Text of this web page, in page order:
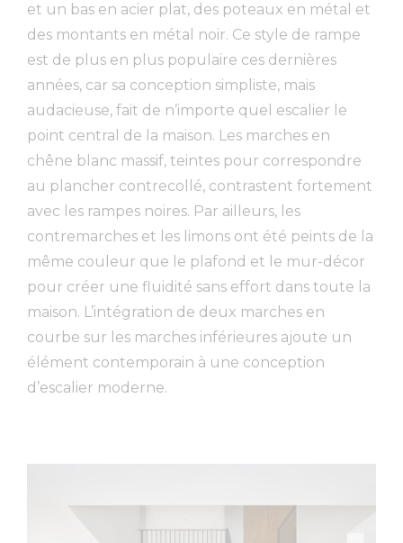
et un bas en acier plat, des poteaux en métal et
des montants en métal noir. Ce style de rampe
est de plus en plus populaire ces dernières
années, car sa conception simpliste, mais
audacieuse, fait de n’importe quel escalier le
point central de la maison. Les marches en
chêne blanc massif, teintes pour correspondre
au plancher contrecollé, contrastent fortement
avec les rampes noires. Par ailleurs, les
contremarches et les limons ont été peints de la
même couleur que le plafond et le mur-décor
pour créer une fluidité sans effort dans toute la
maison. L’intégration de deux marches en
courbe sur les marches inférieures ajoute un
élément contemporain à une conception
d’escalier moderne.